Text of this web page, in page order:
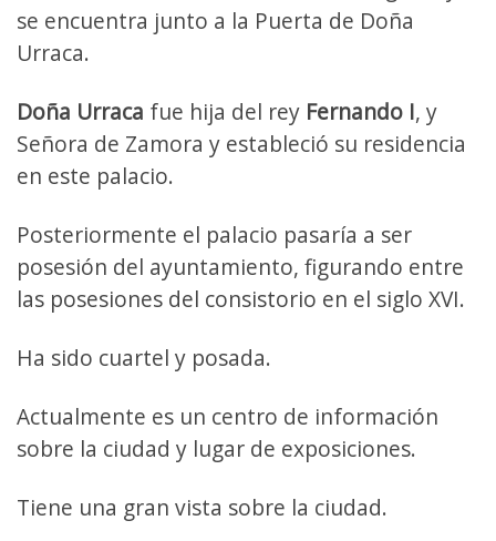
se encuentra junto a la Puerta de Doña
Urraca.
Doña Urraca fue hija del rey Fernando I, y
Señora de Zamora y estableció su residencia
en este palacio.
Posteriormente el palacio pasaría a ser
posesión del ayuntamiento, figurando entre
las posesiones del consistorio en el siglo XVI.
Ha sido cuartel y posada.
Actualmente es un centro de información
sobre la ciudad y lugar de exposiciones.
Tiene una gran vista sobre la ciudad.